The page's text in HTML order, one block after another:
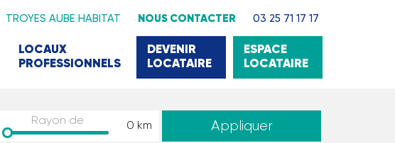
TROYES AUBE HABITAT NOUS CONTACTER 03 25 71 17 17
LOCAUX
PROFESSIONNELS
DEVENIR
LOCATAIRE
ESPACE
LOCATAIRE
Rayon de 0 km Appliquer